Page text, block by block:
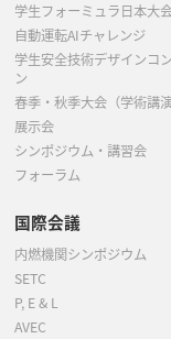
学生フォーミュラ日本大
自動運転AIチャレンジ
学生安全技術デザインコ
ン
春季・秋季大会（学術講演
展示会
シンポジウム・講習会
フォーラム
国際会議
内燃機関シンポジウム
SETC
P, E & L
AVEC